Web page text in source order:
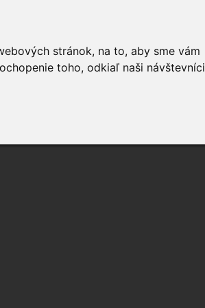
stránok, na to, aby sme vám
toho, odkiaľ naši návštevníci